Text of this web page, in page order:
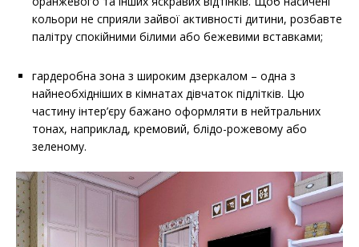
кольори не сприяли зайвої активності дитини, розбавте
палітру спокійними білими або бежевими вставками;
гардеробна зона з широким дзеркалом – одна з
найнеобхідніших в кімнатах дівчаток підлітків. Цю
частину інтер’єру бажано оформляти в нейтральних
тонах, наприклад, кремовий, блідо-рожевому або
зеленому.